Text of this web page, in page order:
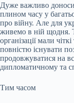
Дуже важливо
плином часу у
про війну. Але для
живемо в ній щодня.
організації мали
повністю існувати
продовжуватися на
дипломатичному та
Тим часом